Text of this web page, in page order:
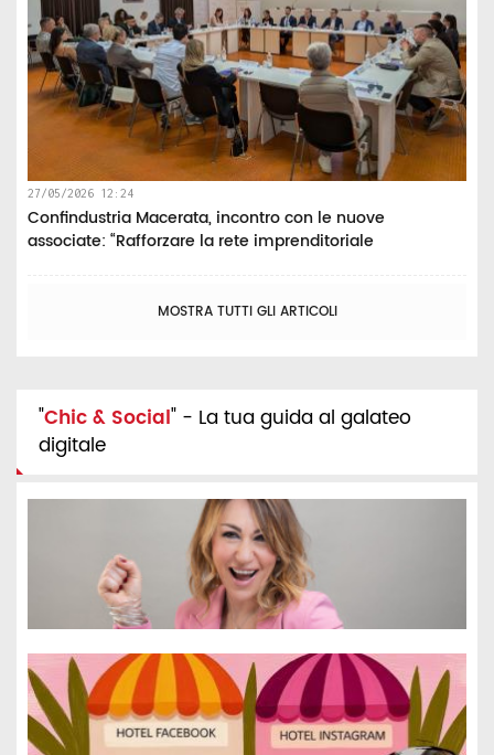
27/05/2026 12:24
Confindustria Macerata, incontro con le nuove
associate: “Rafforzare la rete imprenditoriale
MOSTRA TUTTI GLI ARTICOLI
"Chic & Social" - La tua guida al galateo
digitale